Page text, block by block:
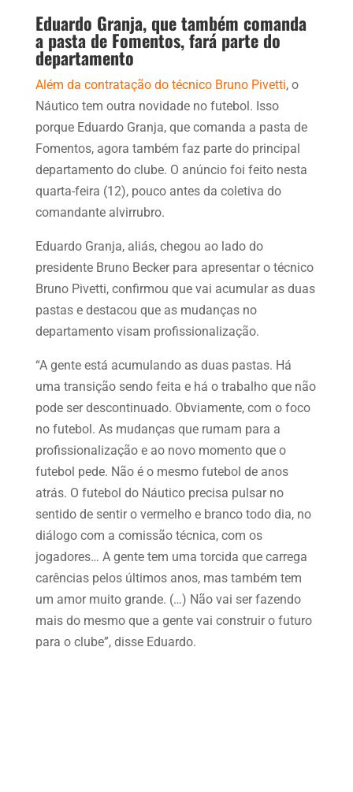
Eduardo Granja, que também comanda
a pasta de Fomentos, fará parte do
departamento
Além da contratação do técnico Bruno Pivetti, o
Náutico tem outra novidade no futebol. Isso
porque Eduardo Granja, que comanda a pasta de
Fomentos, agora também faz parte do principal
departamento do clube. O anúncio foi feito nesta
quarta-feira (12), pouco antes da coletiva do
comandante alvirrubro.
Eduardo Granja, aliás, chegou ao lado do
presidente Bruno Becker para apresentar o técnico
Bruno Pivetti, confirmou que vai acumular as duas
pastas e destacou que as mudanças no
departamento visam profissionalização.
“A gente está acumulando as duas pastas. Há
uma transição sendo feita e há o trabalho que não
pode ser descontinuado. Obviamente, com o foco
no futebol. As mudanças que rumam para a
profissionalização e ao novo momento que o
futebol pede. Não é o mesmo futebol de anos
atrás. O futebol do Náutico precisa pulsar no
sentido de sentir o vermelho e branco todo dia, no
diálogo com a comissão técnica, com os
jogadores… A gente tem uma torcida que carrega
carências pelos últimos anos, mas também tem
um amor muito grande. (…) Não vai ser fazendo
mais do mesmo que a gente vai construir o futuro
para o clube”, disse Eduardo.